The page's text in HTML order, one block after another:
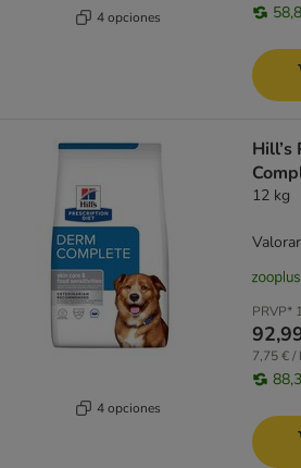
4 opciones
4 opciones
12 kg
PRVP*
7,75 € /